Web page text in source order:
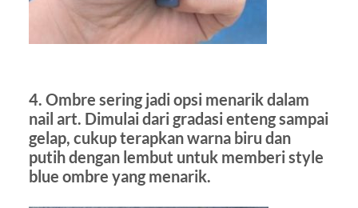
4. Ombre sering jadi opsi menarik dalam
nail art. Dimulai dari gradasi enteng sampai
gelap, cukup terapkan warna biru dan
putih dengan lembut untuk memberi style
blue ombre yang menarik.